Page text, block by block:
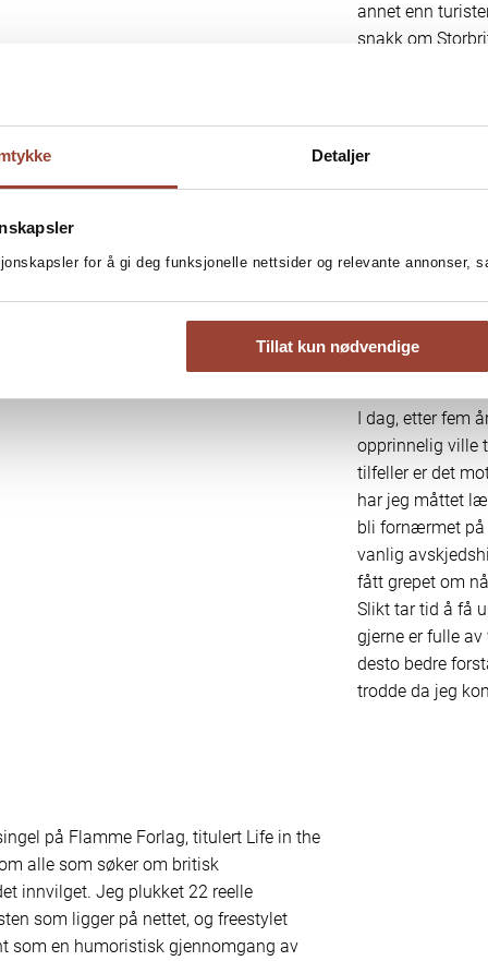
Detaljer
for å gi deg funksjonelle nettsider og relevante annonser,
Tillat kun nødvendige
annet enn
snakk om
Språket legger
alle fall synes
lokalperson,
fall selv. Vi er
mye om landet
bortsett fra at
har ikke sittet
I dag, etter fem
opprinnelig ville
tilfeller er det
har jeg måttet
bli fornærmet på
vanlig
fått grepet om
Slikt tar tid å få
gjerne er fulle av
desto bedre
trodde da jeg
på Flamme Forlag, titulert Life in the
alle som søker om britisk
innvilget. Jeg plukket 22 reelle
som ligger på nettet, og freestylet
som en humoristisk gjennomgang av